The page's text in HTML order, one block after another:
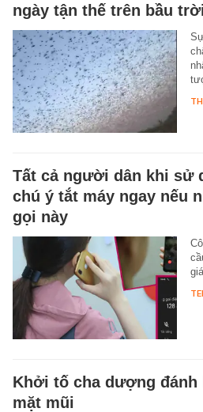
ngày tận thế trên bầu
Tất cả người dân khi sử
chú ý tắt máy ngay nếu
gọi này
Khởi tố cha dượng đánh
mặt mũi